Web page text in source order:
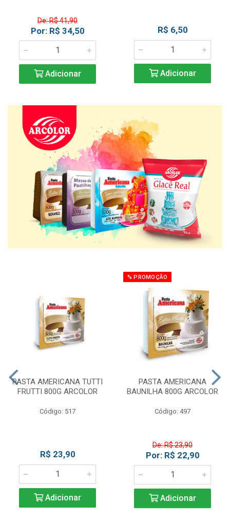
De: R$ 41,90
Por: R$ 34,50
Adicionar
R$ 6,50
Adicionar
PASTA AMERICANA TUTTI
FRUTTI 800G ARCOLOR
Código: 517
R$ 23,90
Adicionar
% PROMOÇÃO
PASTA AMERICANA
BAUNILHA 800G ARCOLOR
Código: 497
De: R$ 23,90
Por: R$ 22,90
Adicionar